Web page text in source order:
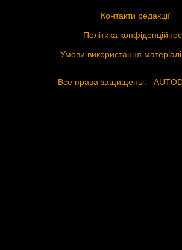
Контакти редакції
Політика
Умови використання
Все права защищены.